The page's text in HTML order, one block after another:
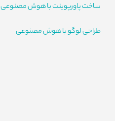
ساخت پاورپوینت با هوش مصنوعی
طراحی لوگو با هوش مصنوعی